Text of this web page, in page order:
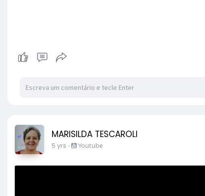
MARISILDA TESCAROLI
5 yrs - Youtube